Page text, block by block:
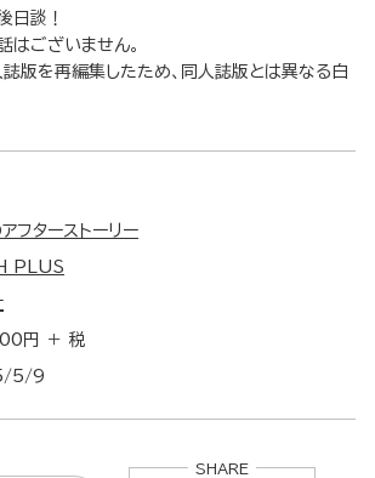
日談！
ございません。
版を再編集したため、同人誌版とは異なる白
フターストーリー
PLUS
円 ＋ 税
5/9
SHARE